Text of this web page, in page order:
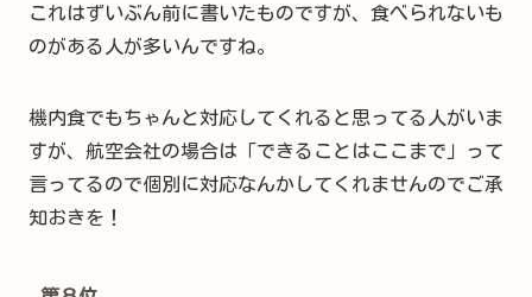
これはずいぶん前に書いたものですが、食べられないも
のがある人が多いんですね。
機内食でもちゃんと対応してくれると思ってる人がいま
すが、航空会社の場合は「できることはここまで」って
言ってるので個別に対応なんかしてくれませんのでご承
知おきを！